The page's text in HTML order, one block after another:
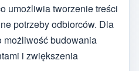
umożliwia tworzenie treści
potrzeby odbiorców. Dla
możliwość budowania
i zwiększenia